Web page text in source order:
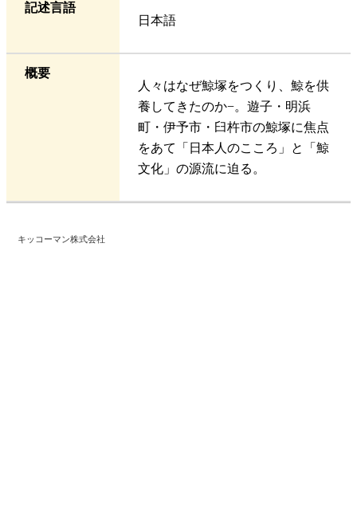
記述言語
日本語
概要
人々はなぜ鯨塚をつくり、鯨を供
養してきたのか−。遊子・明浜
町・伊予市・臼杵市の鯨塚に焦点
をあて「日本人のこころ」と「鯨
文化」の源流に迫る。
キッコーマン株式会社